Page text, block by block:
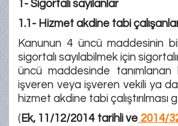
1- Sigortalı sayılanlar
1.1- Hizmet akdine tabi
Kanunun 4 üncü maddesinin
sigortalı sayılabilmek için
üncü maddesinde tanımlanan
işveren veya işveren vekili ya
hizmet akdine tabi çalıştırılması
( Ek, 11/12/2014 tarihli ve 2014/